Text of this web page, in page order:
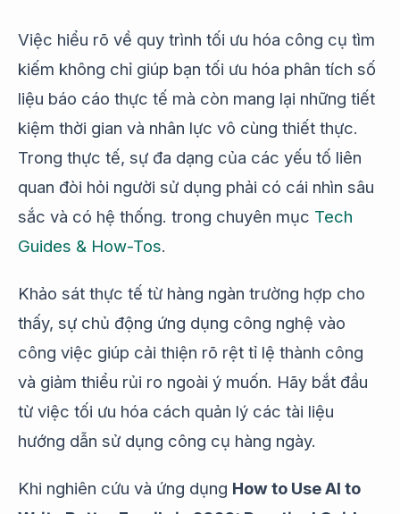
Việc hiểu rõ về quy trình tối ưu hóa công cụ tìm
kiếm không chỉ giúp bạn tối ưu hóa phân tích số
liệu báo cáo thực tế mà còn mang lại những tiết
kiệm thời gian và nhân lực vô cùng thiết thực.
Trong thực tế, sự đa dạng của các yếu tố liên
quan đòi hỏi người sử dụng phải có cái nhìn sâu
sắc và có hệ thống. trong chuyên mục Tech
Guides & How-Tos.
Khảo sát thực tế từ hàng ngàn trường hợp cho
thấy, sự chủ động ứng dụng công nghệ vào
công việc giúp cải thiện rõ rệt tỉ lệ thành công
và giảm thiểu rủi ro ngoài ý muốn. Hãy bắt đầu
từ việc tối ưu hóa cách quản lý các tài liệu
hướng dẫn sử dụng công cụ hàng ngày.
Khi nghiên cứu và ứng dụng How to Use AI to